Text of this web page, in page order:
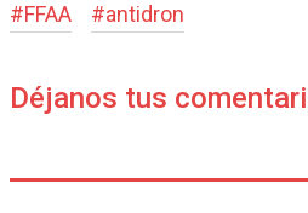
#FFAA #antidron
Déjanos tus